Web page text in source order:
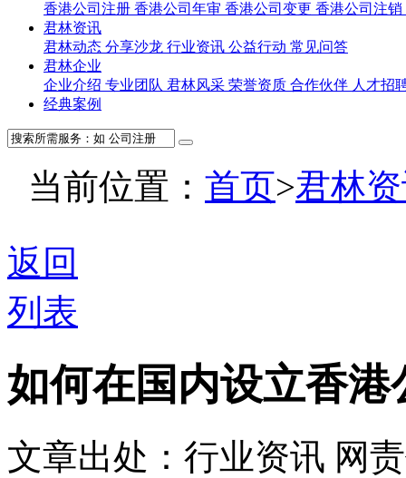
香港公司注册 香港公司年审 香港公司变更 香港公司注销
君林资讯
君林动态 分享沙龙 行业资讯 公益行动 常见问答
君林企业
企业介绍 专业团队 君林风采 荣誉资质 合作伙伴 人才招
经典案例
当前位置： 首页>君林
返回
列表
如何在国内设立香港
文章出处：行业资讯 网